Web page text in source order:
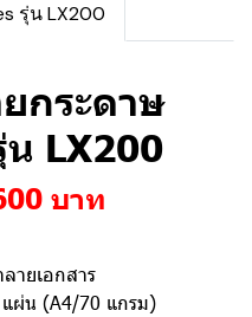
รุ่น LX200
กระดาษ
LX200
บาท
ายเอกสาร
แผ่น (A4/70 แกรม)